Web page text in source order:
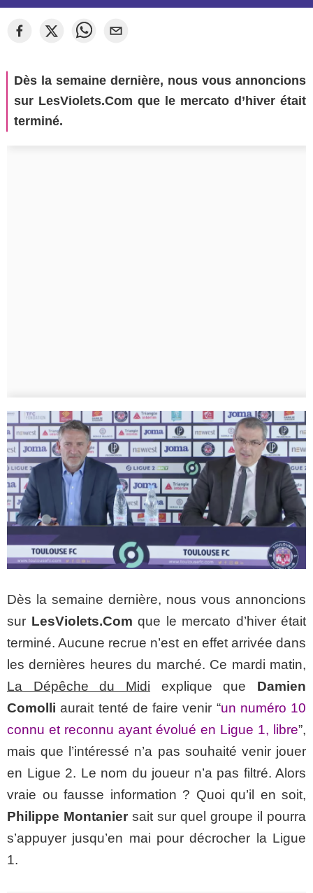
Dès la semaine dernière, nous vous annoncions
sur LesViolets.Com que le mercato d’hiver était
terminé.
Dès la semaine dernière, nous vous annoncions
sur LesViolets.Com que le mercato d’hiver était
terminé. Aucune recrue n’est en effet arrivée dans
les dernières heures du marché. Ce mardi matin,
La Dépêche du Midi explique que Damien
Comolli aurait tenté de faire venir “un numéro 10
connu et reconnu ayant évolué en Ligue 1, libre”,
mais que l’intéressé n’a pas souhaité venir jouer
en Ligue 2. Le nom du joueur n’a pas filtré. Alors
vraie ou fausse information ? Quoi qu’il en soit,
Philippe Montanier sait sur quel groupe il pourra
s’appuyer jusqu’en mai pour décrocher la Ligue
1.